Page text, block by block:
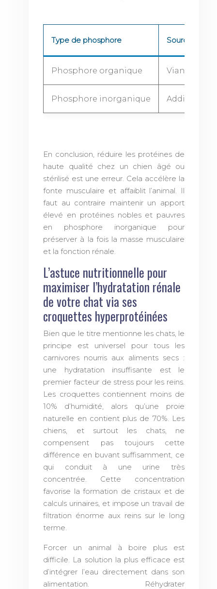
Type de phosphore Source
Phosphore organique Viande
Phosphore inorganique Additifs
En conclusion, réduire les protéines de
haute qualité chez un chien âgé ou
stérilisé est une erreur. Cela accélère la
fonte musculaire et affaiblit l’animal. Il
faut au contraire maintenir un apport
élevé en protéines nobles et pauvres
en phosphore inorganique pour
préserver à la fois la masse musculaire
et la fonction rénale.
L’astuce nutritionnelle pour
maximiser l’hydratation rénale
de votre chat via ses
croquettes hyperprotéinées
Bien que le titre mentionne les chats, le
principe est universel pour tous les
carnivores nourris aux aliments secs :
une hydratation insuffisante est le
premier facteur de stress pour les reins.
Les croquettes contiennent moins de
10% d’humidité, alors qu’une proie
naturelle en contient plus de 70%. Les
chiens, et surtout les chats, ne
compensent pas toujours cette
différence en buvant suffisamment, ce
qui conduit à une urine très
concentrée. Cette concentration
favorise la formation de cristaux et de
calculs urinaires, et impose un travail de
filtration énorme aux reins sur le long
terme.
Forcer un animal à boire plus est
difficile. La solution la plus efficace est
d’intégrer l’eau directement dans son
alimentation. Réhydrater